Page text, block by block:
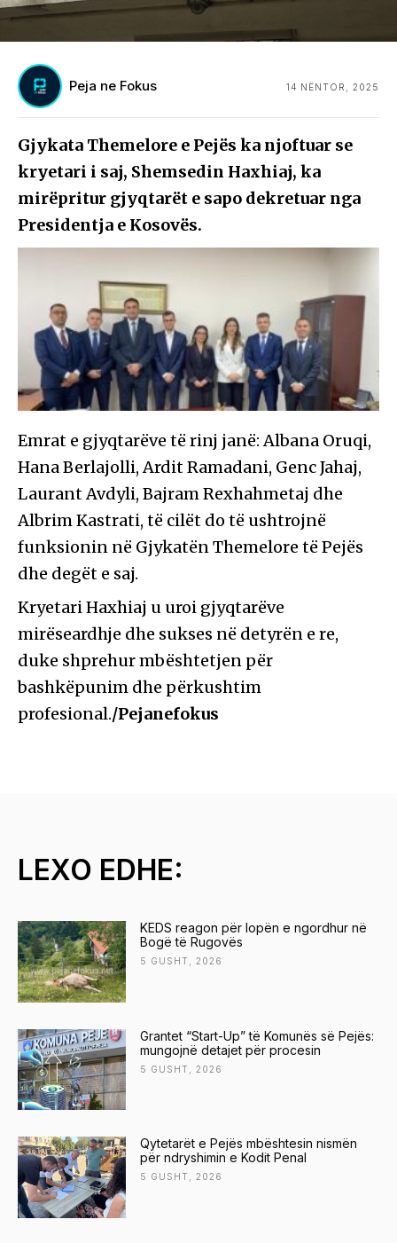
Peja ne Fokus 14 NËNTOR, 2025
Gjykata Themelore e Pejës ka njoftuar se
kryetari i saj, Shemsedin Haxhiaj, ka
mirëpritur gjyqtarët e sapo dekretuar nga
Presidentja e Kosovës.
Emrat e gjyqtarëve të rinj janë: Albana Oruqi,
Hana Berlajolli, Ardit Ramadani, Genc Jahaj,
Laurant Avdyli, Bajram Rexhahmetaj dhe
Albrim Kastrati, të cilët do të ushtrojnë
funksionin në Gjykatën Themelore të Pejës
dhe degët e saj.
Kryetari Haxhiaj u uroi gjyqtarëve
mirëseardhje dhe sukses në detyrën e re,
duke shprehur mbështetjen për
bashkëpunim dhe përkushtim
profesional./Pejanefokus
LEXO EDHE:
KEDS reagon për lopën e ngordhur në
Bogë të Rugovës
5 GUSHT, 2026
Grantet “Start-Up” të Komunës së Pejës:
mungojnë detajet për procesin
5 GUSHT, 2026
Qytetarët e Pejës mbështesin nismën
për ndryshimin e Kodit Penal
5 GUSHT, 2026